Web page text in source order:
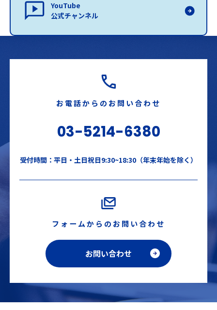
YouTube
公式チャンネル
お電話からのお問い合わせ
03-5214-6380
受付時間：平日・土日祝日9:30~18:30（年末年始を除く）
フォームからのお問い合わせ
お問い合わせ